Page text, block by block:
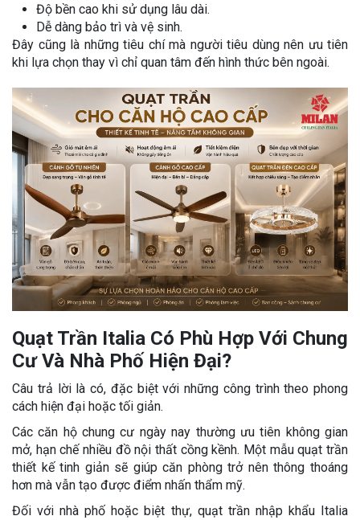
Độ bền cao khi sử dụng lâu dài.
Dễ dàng bảo trì và vệ sinh.
Đây cũng là những tiêu chí mà người tiêu dùng nên ưu tiên
khi lựa chọn thay vì chỉ quan tâm đến hình thức bên ngoài.
Quạt Trần Italia Có Phù Hợp Với Chung
Cư Và Nhà Phố Hiện Đại?
Câu trả lời là có, đặc biệt với những công trình theo phong
cách hiện đại hoặc tối giản.
Các căn hộ chung cư ngày nay thường ưu tiên không gian
mở, hạn chế nhiều đồ nội thất cồng kềnh. Một mẫu quạt trần
thiết kế tinh giản sẽ giúp căn phòng trở nên thông thoáng
hơn mà vẫn tạo được điểm nhấn thẩm mỹ.
Đối với nhà phố hoặc biệt thự, quạt trần nhập khẩu Italia